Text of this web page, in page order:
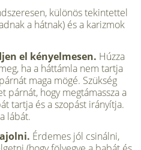
külö­nös tekintettel
a hátnak) és a karizmok
el kényelme­sen. Húzza
ha a háttámla nem tartja
maga mögé. Szükség
párnát, hogy meg­támassza a
tart­ja és a szopást irányítja.
lábát.
Érdemes jól csinálni,